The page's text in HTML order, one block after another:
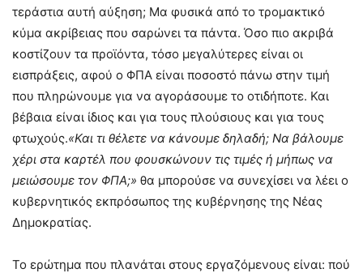
τεράστια αυτή αύξηση; Μα φυσικά από το τρομακτικό
κύμα ακρίβειας που σαρώνει τα πάντα. Όσο πιο ακριβά
κοστίζουν τα προϊόντα, τόσο μεγαλύτερες είναι οι
εισπράξεις, αφού ο ΦΠΑ είναι ποσοστό πάνω στην τιμή
που πληρώνουμε για να αγοράσουμε το οτιδήποτε. Και
βέβαια είναι ίδιος και για τους πλούσιους και για τους
φτωχούς.«Και τι θέλετε να κάνουμε δηλαδή; Να βάλουμε
χέρι στα καρτέλ που φουσκώνουν τις τιμές ή μήπως να
μειώσουμε τον ΦΠΑ;» θα μπορούσε να συνεχίσει να λέει ο
κυβερνητικός εκπρόσωπος της κυβέρνησης της Νέας
Δημοκρατίας.
Το ερώτημα που πλανάται στους εργαζόμενους είναι: πού